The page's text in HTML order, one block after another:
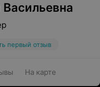
первый отзыв
На карте